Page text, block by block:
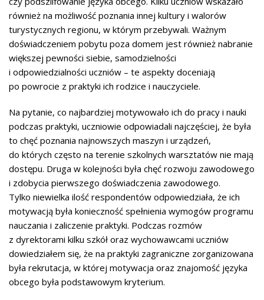
również na możliwość poznania innej kultury i walorów
turystycznych regionu, w którym przebywali. Ważnym
doświadczeniem pobytu poza domem jest również nabranie
większej pewności siebie, samodzielności
i odpowiedzialności uczniów – te aspekty doceniają
po powrocie z praktyki ich rodzice i nauczyciele.
Na pytanie, co najbardziej motywowało ich do pracy i nauki
podczas praktyki, uczniowie odpowiadali najczęściej, że była
to chęć poznania najnowszych maszyn i urządzeń,
do których często na terenie szkolnych warsztatów nie mają
dostępu. Druga w kolejności była chęć rozwoju zawodowego
i zdobycia pierwszego doświadczenia zawodowego.
Tylko niewielka ilość respondentów odpowiedziała, że ich
motywacją była konieczność spełnienia wymogów programu
nauczania i zaliczenie praktyki. Podczas rozmów
z dyrektorami kilku szkół oraz wychowawcami uczniów
dowiedziałem się, że na praktyki zagraniczne zorganizowana
była rekrutacja, w której motywacja oraz znajomość języka
obcego była podstawowym kryterium.